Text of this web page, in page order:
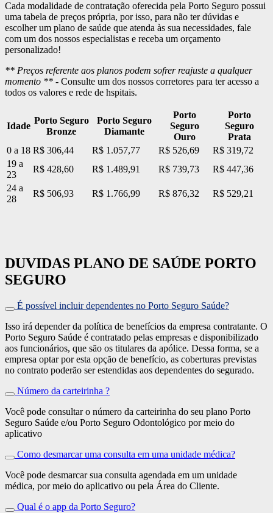
Cada modalidade de contratação oferecida pela Porto Seguro possui
uma tabela de preços própria, por isso, para não ter dúvidas e
escolher um plano de saúde que atenda às sua necessidades, fale
com um dos nossos especialistas e receba um orçamento
personalizado!
** Preços referente aos planos podem sofrer reajuste a qualquer
momento ** - Consulte um dos nossos corretores para ter acesso a
todos os valores e rede de hspitais.
Idade
Porto Seguro
Bronze
Porto Seguro
Diamante
Porto
Seguro
Ouro
Porto
Seguro
Prata
0 a 18 R$ 306,44 R$ 1.057,77 R$ 526,69
R$ 319,72
19 a
23
R$ 428,60 R$ 1.489,91 R$ 739,73
R$ 447,36
24 a
28
R$ 506,93 R$ 1.766,99 R$ 876,32 R$ 529,21
DUVIDAS PLANO DE SAÚDE PORTO
SEGURO
É possível incluir dependentes no Porto Seguro Saúde?
Isso irá depender da política de benefícios da empresa contratante. O
Porto Seguro Saúde é contratado pelas empresas e disponibilizado
aos funcionários, que são os titulares da apólice. Dessa forma, se a
empresa optar por esta opção de benefício, as coberturas previstas
no contrato poderão ser estendidas aos dependentes do segurado.
Número da carteirinha ?
Você pode consultar o número da carteirinha do seu plano Porto
Seguro Saúde e/ou Porto Seguro Odontológico por meio do
aplicativo
Como desmarcar uma consulta em uma unidade médica?
Você pode desmarcar sua consulta agendada em um unidade
médica, por meio do aplicativo ou pela Área do Cliente.
Qual é o app da Porto Seguro?